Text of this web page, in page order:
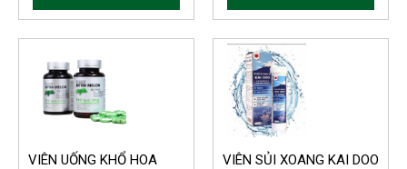
VIÊN UỐNG KHỔ HOA
VIÊN SỦI XOANG KAI DOO